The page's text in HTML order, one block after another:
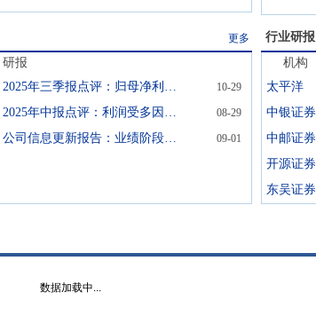
更多
研报
2025年三季报点评：归母净利受多因素影响亏损，背靠国资改善现金流 10-29
2025年中报点评：利润受多因素影响亏损加剧，盘活存量助力公司稳健经营 08-29
公司信息更新报告：业绩阶段性承压，融资渠道保持畅通 09-01
行业研报
机构
太平洋
中银证券
中邮证券
开源证券
东吴证券